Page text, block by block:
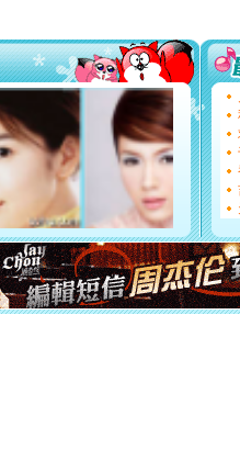
[圣诞节]
你太多，
要平安
[圣诞节]
能正大
都要快乐
[圣诞节]
如意,快
[元旦]
看
断电。
你是我
[元旦]如
起；二是
离。水晶
[元旦]当
泣，这痛